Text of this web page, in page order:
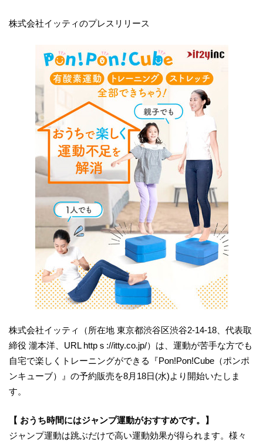
株式会社イッティのプレスリリース
株式会社イッティ（所在地 東京都渋谷区渋谷2-14-18、代表取
締役 瀧本洋、URL httpｓ://itty.co.jp/）は、運動が苦手な方でも
自宅で楽しくトレーニングができる『Pon!Pon!Cube（ポンポ
ンキューブ）』の予約販売を8月18日(水)より開始いたしま
す。
【 おうち時間にはジャンプ運動がおすすめです。】
ジャンプ運動は跳ぶだけで高い運動効果が得られます。様々